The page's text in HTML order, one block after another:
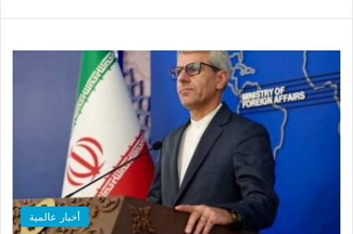
أخبار عالمية